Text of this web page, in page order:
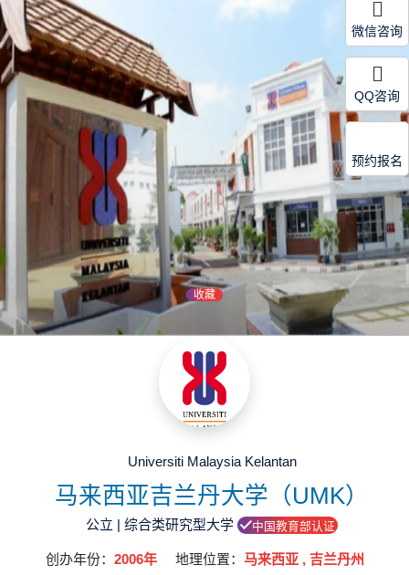
收藏
Universiti Malaysia Kelantan
马来西亚吉兰丹大学（UMK）
公立 | 综合类研究型大学 中国教育部认证
创办年份： 2006年 地理位置： 马来西亚 , 吉兰丹州
微信咨询
QQ咨询
预约报名